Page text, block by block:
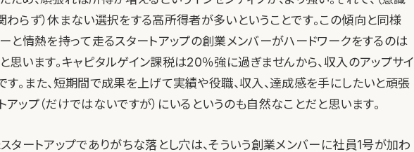
わらず）休まない選択をする高所得者が多いということです。この傾向と同様
ーと情熱を持って走るスタートアップの創業メンバーがハードワークをするのは
思います。キャピタルゲイン課税は20％強に過ぎませんから、収入のアップサイ
す。また、短期間で成果を上げて実績や役職、収入、達成感を手にしたいと頑張
アップ（だけではないですが）にいるというのも自然なことだと思います。
スタートアップでありがちな落とし穴は、そういう創業メンバーに社員1号が加わ